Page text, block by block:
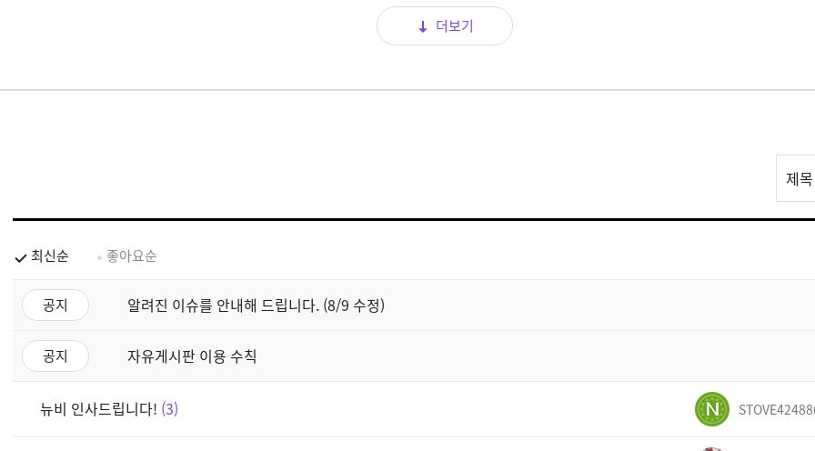
더보기
스
트
제목
최신순 좋아요순
공지 알려진 이슈를 안내해 드립니다. (8/9 수정)
공지 자유게시판 이용 수칙
뉴비 인사드립니다! 3